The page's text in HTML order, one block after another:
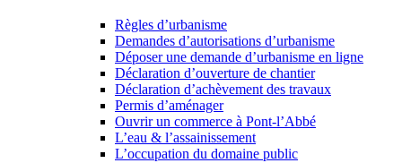
Règles d’urbanisme
Demandes d’autorisations d’urbanisme
Déposer une demande d’urbanisme en ligne
Déclaration d’ouverture de chantier
Déclaration d’achèvement des travaux
Permis d’aménager
Ouvrir un commerce à Pont-l’Abbé
L’eau & l’assainissement
L’occupation du domaine public